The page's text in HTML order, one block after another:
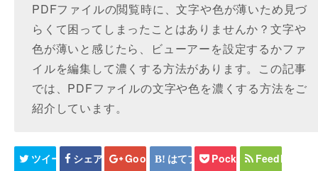
PDFファイルの閲覧時に、文字や色が薄いため見づ
らくて困ってしまったことはありませんか？文字や
色が薄いと感じたら、ビューアーを設定するかファ
イルを編集して濃くする方法があります。この記事
では、PDFファイルの文字や色を濃くする方法をご
紹介しています。
ツイート シェア Google+ はてブ Pocket Feedly